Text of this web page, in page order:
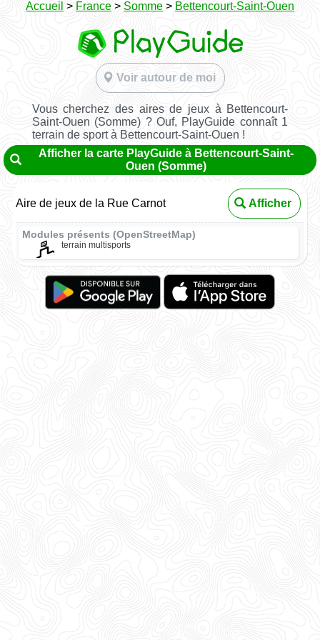
Accueil > France > Somme > Bettencourt-Saint-Ouen
Voir autour de moi
Vous cherchez des aires de jeux à Bettencourt-
Saint-Ouen (Somme) ? Ouf, PlayGuide connaît 1
terrain de sport à Bettencourt-Saint-Ouen !
Afficher la carte PlayGuide à Bettencourt-Saint-
Ouen (Somme)
Aire de jeux de la Rue Carnot Afficher
Modules présents (OpenStreetMap)
terrain multisports